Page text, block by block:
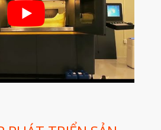
Dịch Vụ
Dịch Vụ In 3D
Dịch Vụ Quét 3D Cao Cấp & RE
Phân tích lực & Mô phỏng
3D_Altair